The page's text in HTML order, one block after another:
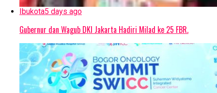
Ibukota5 days ago
Gubernur dan Wagub DKI Jakarta Hadiri Milad ke 25 FBR.